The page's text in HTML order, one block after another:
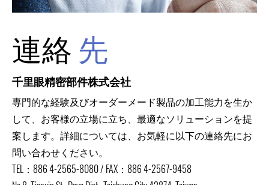
連絡 先
千里眼精密部件株式会社
専門的な経験及びオーダーメード製品の加工能力を生か
して、お客様の立場に立ち、最適なソリューションを提
案します。詳細については、お気軽に以下の連絡先にお
問い合わせください。
TEL：886 4-2565-8080 / FAX：886 4-2567-9458